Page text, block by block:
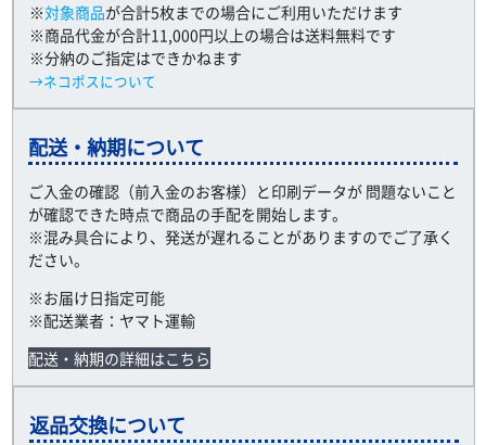
※対象商品が合計5枚までの場合にご利用いただけます
※商品代金が合計11,000円以上の場合は送料無料です
※分納のご指定はできかねます
→ネコポスについて
配送・納期について
ご入金の確認（前入金のお客様）と印刷データが 問題ないこと
が確認できた時点で商品の手配を開始します。
※混み具合により、発送が遅れることがありますのでご了承く
ださい。
※お届け日指定可能
※配送業者：ヤマト運輸
配送・納期の詳細はこちら
返品交換について